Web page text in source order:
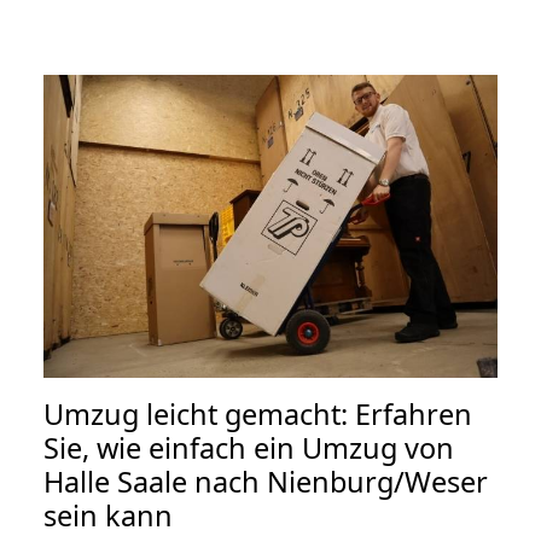
Umzug leicht gemacht: Erfahren
Sie, wie einfach ein Umzug von
Halle Saale nach Nienburg/Weser
sein kann